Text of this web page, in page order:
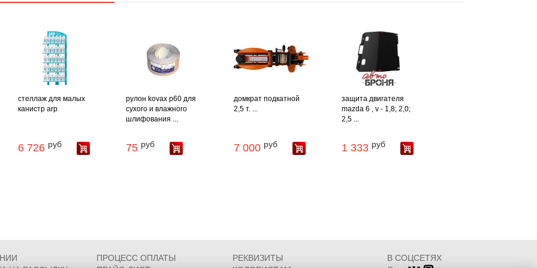
стеллаж для малых
канистр arp
6 726 руб
рулон kovax p60 для
сухого и влажного
шлифования ...
75 руб
домкрат подкатной
2,5 т. ...
7 000 руб
защита двигателя
mazda 6 , v - 1,8; 2,0;
2,5 ...
1 333 руб
ПРОЦЕСС ОПЛАТЫ
РЕКВИЗИТЫ
В СОЦСЕТЯХ